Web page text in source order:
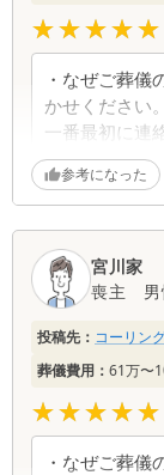
葬儀社からの返
拝啓 こ
にあり
から
最初か
より御
グさん
明がと
に感謝
なっ
ターフ
頂戴し
読い
ット
まし
★★★★★
★★★★★
・なぜご葬儀
かせください。
一番最初に連
・当社でのお
感想がござい
わからない事
アドバイスま
良かったです
このた
がと
て、
を頂戴
参考になった
宮川家
喪主
投稿先： コーリン
葬儀費用： 61万〜
★★★★★
★★★★★
・なぜご葬儀